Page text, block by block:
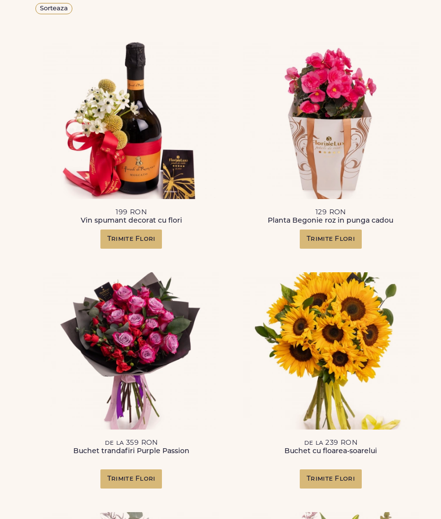
Sorteaza
199 RON
Vin spumant decorat cu flori
Trimite Flori
129 RON
Planta Begonie roz in punga cadou
Trimite Flori
de la 359 RON
Buchet trandafiri Purple Passion
Trimite Flori
de la 239 RON
Buchet cu floarea-soarelui
Trimite Flori